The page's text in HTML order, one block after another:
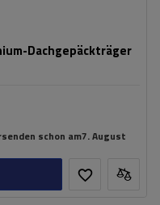
Dachgepäckträger
schon am7. August